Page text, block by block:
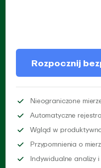
Rozpocznij
Nieograniczone
Automatyczne
Wgląd w
Przypomnienia o
Indywidualne analizy